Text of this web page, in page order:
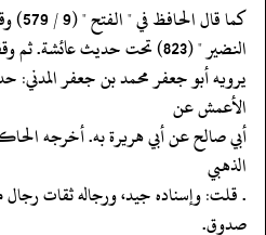
‏‏‏‏كما قال الحافظ في " الفتح " (9 / 579) وقد خرجته قديما في " الروض
‏‏‏‏النضير " (823) تحت حديث عائشة. ثم وقفت له على طريقين آخرين: الأول:
‏‏‏‏يرويه أبو جعفر محمد بن جعفر المدني:
الأعمش عن
الذهبي
‏‏‏‏. قلت: وإسناده جيد، ورجاله ثقات
صدوق.